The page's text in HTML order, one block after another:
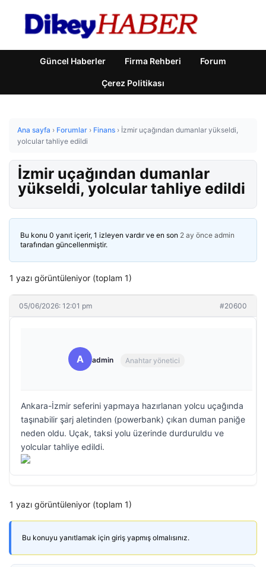
Güncel Haberler Firma Rehberi Forum
Çerez Politikası
Ana sayfa › Forumlar › Finans › İzmir uçağından dumanlar yükseldi,
yolcular tahliye edildi
İzmir uçağından dumanlar
yükseldi, yolcular tahliye edildi
Bu konu 0 yanıt içerir, 1 izleyen vardır ve en son 2 ay önce admin
tarafından güncellenmiştir.
1 yazı görüntüleniyor (toplam 1)
05/06/2026: 12:01 pm #20600
A admin Anahtar yönetici
Ankara-İzmir seferini yapmaya hazırlanan yolcu uçağında
taşınabilir şarj aletinden (powerbank) çıkan duman paniğe
neden oldu. Uçak, taksi yolu üzerinde durduruldu ve
yolcular tahliye edildi.
1 yazı görüntüleniyor (toplam 1)
Bu konuyu yanıtlamak için giriş yapmış olmalısınız.